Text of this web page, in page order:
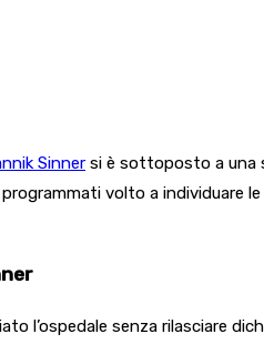
Sinner si è sottoposto a una
volto a individuare
l’ospedale senza rilasciare